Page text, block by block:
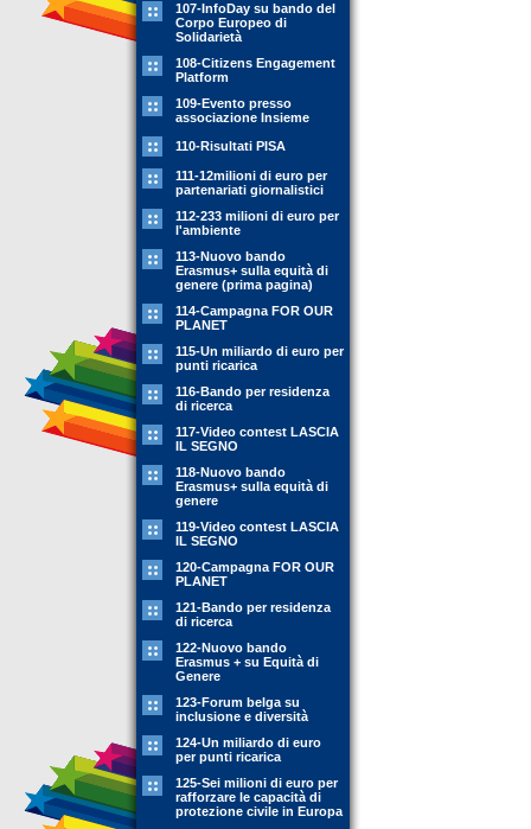
107-InfoDay su bando del
Corpo Europeo di
Solidarietà
108-Citizens Engagement
Platform
109-Evento presso
associazione Insieme
110-Risultati PISA
111-12milioni di euro per
partenariati giornalistici
112-233 milioni di euro per
l'ambiente
113-Nuovo bando
Erasmus+ sulla equità di
genere (prima pagina)
114-Campagna FOR OUR
PLANET
115-Un miliardo di euro per
punti ricarica
116-Bando per residenza
di ricerca
117-Video contest LASCIA
IL SEGNO
118-Nuovo bando
Erasmus+ sulla equità di
genere
119-Video contest LASCIA
IL SEGNO
120-Campagna FOR OUR
PLANET
121-Bando per residenza
di ricerca
122-Nuovo bando
Erasmus + su Equità di
Genere
123-Forum belga su
inclusione e diversità
124-Un miliardo di euro
per punti ricarica
125-Sei milioni di euro per
rafforzare le capacità di
protezione civile in Europa